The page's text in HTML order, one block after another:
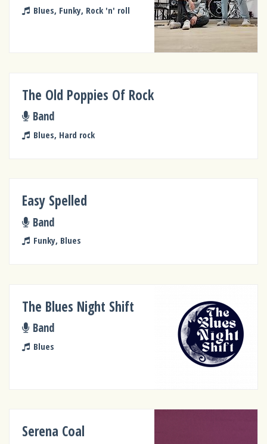
Blues, Funky, Rock 'n' roll
The Old Poppies Of Rock
Band
Blues, Hard rock
Easy Spelled
Band
Funky, Blues
The Blues Night Shift
Band
Blues
Serena Coal